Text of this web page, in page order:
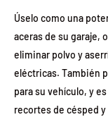
Úselo como una
aceras de su garaje,
eliminar polvo y
eléctricas. También
para su vehículo, y
recortes de césped y